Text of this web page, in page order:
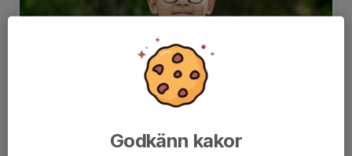
Godkänn kakor